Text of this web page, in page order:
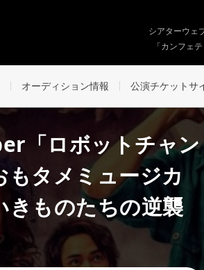
シアターウェ
「カンフェ
オーディション情報 公演チケットサ
「ロボットチャン
タメミュージカ
きものたちの逆襲